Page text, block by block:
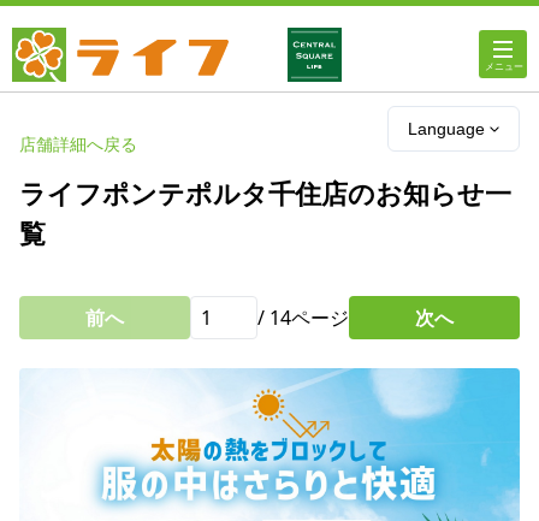
Language
店舗・チラシ情報
ネットスーパー
IR情報
店舗詳細へ戻る
ライフポンテポルタ千住店のお知らせ一
覧
前へ / 14ページ 次へ